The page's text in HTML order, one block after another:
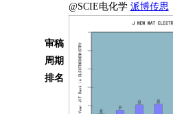
审稿
周期
排名
@SCIE电化学 派博传思